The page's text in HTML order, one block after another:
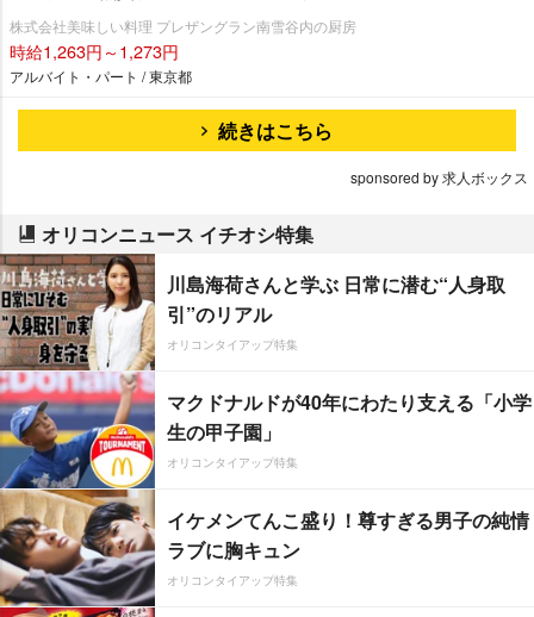
株式会社美味しい料理 プレザングラン南雪谷内の厨房
時給1,263円～1,273円
アルバイト・パート / 東京都
続きはこちら
sponsored by 求人ボックス
オリコンニュース イチオシ特集
川島海荷さんと学ぶ 日常に潜む“人身取
引”のリアル
オリコンタイアップ特集
マクドナルドが40年にわたり支える「小学
生の甲子園」
オリコンタイアップ特集
イケメンてんこ盛り！尊すぎる男子の純情
ラブに胸キュン
オリコンタイアップ特集